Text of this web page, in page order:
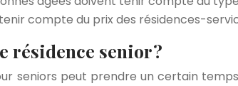
compte du prix des résidences-
résidence senior ?
seniors peut prendre un certain